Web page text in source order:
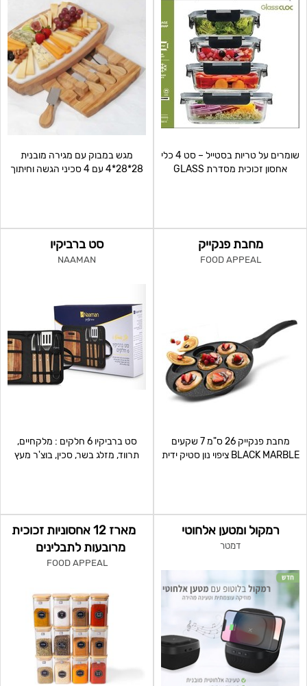
שומרים על טריות בסטייל – סט 4 כלי
אחסון זכוכית מסדרת GLASS
מגש במבוק עם מגירה מובנית
28*28*4 עם 4 סכיני הגשה וחיתוך
מחבת פנקייק
FOOD APPEAL
מחבת פנקייק 26 ס"מ 7 שקעים
BLACK MARBLE ציפוי נון סטיק ידית
סט ברביקיו
NAAMAN
סט ברביקיו 6 חלקים : מלקחיים,
תרווד, מזלג בשר, סכין, בוצ'ר מעץ
רמקול ומטען אלחוטי
דמטר
מארז 12 אחסוניות זכוכית
מרובעות לתבלינים
FOOD APPEAL